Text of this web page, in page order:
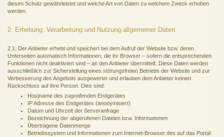
diesen Schutz gewährleistet und welche Art von Daten zu welchem Zweck erhoben
werden.
2. Erhebung, Verarbeitung und Nutzung allgemeiner Daten
2.1. Der Anbieter erhebt und speichert bei dem Aufruf der Website bzw. deren
Unterseiten automatisch Informationen, die ihr Browser – sofern die entsprechenden
Funktionen nicht deaktiviert sind – an den Anbieter übermittelt. Diese Daten werden
ausschließlich zur Sicherstellung eines störungsfreien Betriebs der Website und zur
Verbesserung des Angebots ausgewertet und erlauben dem Anbieter keinen
Rückschluss auf ihre Person. Dies sind:
Hostname des zugreifenden Endgerätes
IP Adresse des Endgerätes (anonymisiert)
Datum und Uhrzeit der Serveranfrage
Bezeichnung der abgerufenen Dateien bzw. Informationen
Übertragene Datenmenge
Betriebssystem und Informationen zum Internet-Browser des auf das Portal